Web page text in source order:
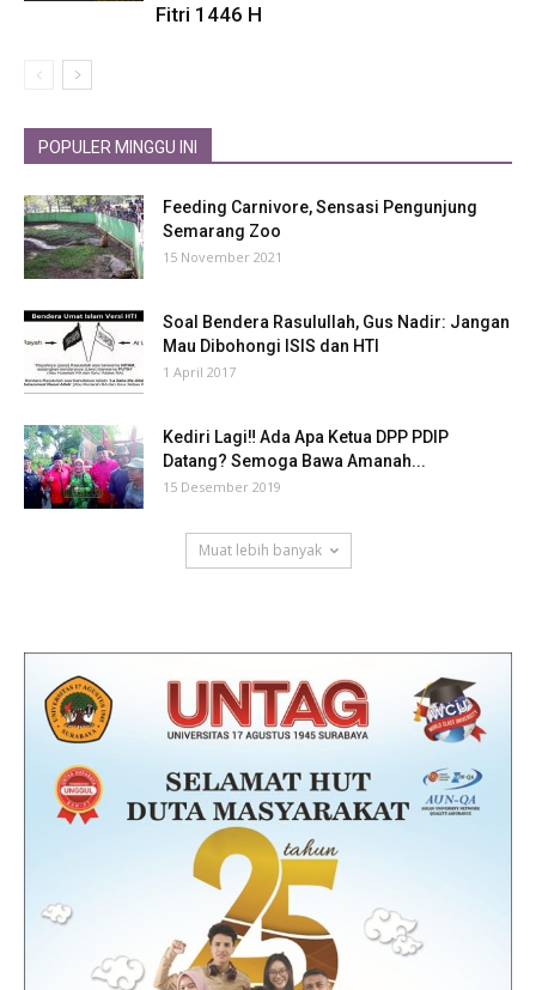
Fitri 1446 H
POPULER MINGGU INI
Feeding Carnivore, Sensasi Pengunjung
Semarang Zoo
15 November 2021
Soal Bendera Rasulullah, Gus Nadir: Jangan
Mau Dibohongi ISIS dan HTI
1 April 2017
Kediri Lagi‼ Ada Apa Ketua DPP PDIP
Datang? Semoga Bawa Amanah...
15 Desember 2019
Muat lebih banyak